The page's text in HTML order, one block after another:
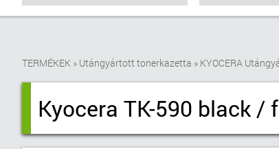
TERMÉKEK » Utángyártott tonerkazetta » KYOCERA
Kyocera TK-590 black